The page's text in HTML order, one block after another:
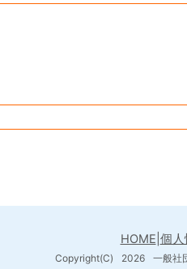
HOME 個
Copyright(C) 2026 一般社